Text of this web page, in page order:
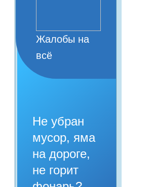
Жалобы на
всё
Не убран
мусор, яма
на дороге,
не горит